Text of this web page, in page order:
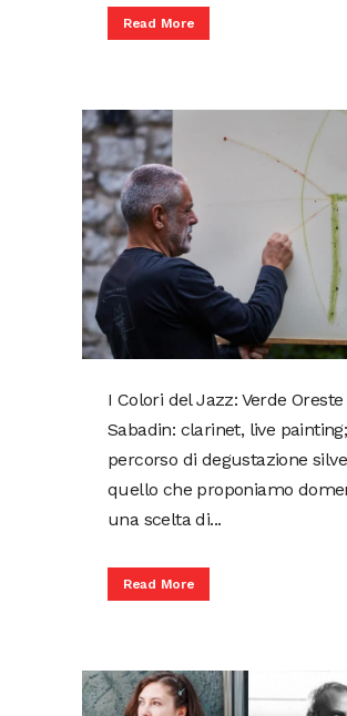
Read More
I Colori del Jazz: Verde Oreste
Sabadin: clarinet, live
percorso di degustazione
quello che proponiamo
una scelta di...
Read More